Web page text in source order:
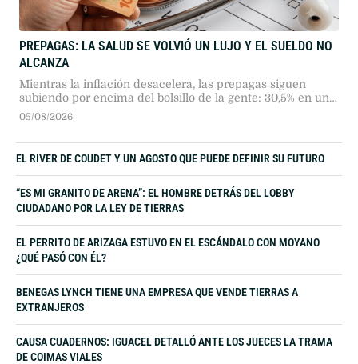
PREPAGAS: LA SALUD SE VOLVIÓ UN LUJO Y EL SUELDO NO
ALCANZA
Mientras la inflación desacelera, las prepagas siguen
subiendo por encima del bolsillo de la gente: 30,5% en un
año. Omint y Galeno lideran las subas más agresivas mes
cuota mensual.
05/08/2026
EL RIVER DE COUDET Y UN AGOSTO QUE PUEDE DEFINIR SU FUTURO
“ES MI GRANITO DE ARENA”: EL HOMBRE DETRÁS DEL LOBBY
CIUDADANO POR LA LEY DE TIERRAS
EL PERRITO DE ARIZAGA ESTUVO EN EL ESCÁNDALO CON MOYANO
¿QUÉ PASÓ CON ÉL?
BENEGAS LYNCH TIENE UNA EMPRESA QUE VENDE TIERRAS A
EXTRANJEROS
CAUSA CUADERNOS: IGUACEL DETALLÓ ANTE LOS JUECES LA TRAMA
DE COIMAS VIALES